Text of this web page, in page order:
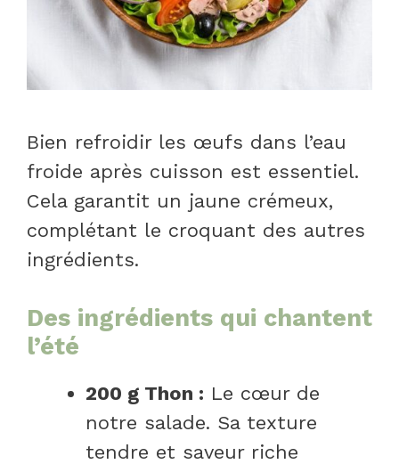
Bien refroidir les œufs dans l’eau
froide après cuisson est essentiel.
Cela garantit un jaune crémeux,
complétant le croquant des autres
ingrédients.
Des ingrédients qui chantent
l’été
200 g Thon : Le cœur de
notre salade. Sa texture
tendre et saveur riche